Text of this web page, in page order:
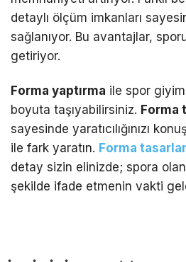
detaylı ölçüm imkanları
sağlanıyor. Bu avantajlar,
getiriyor.
Forma yaptırma ile spor
boyuta taşıyabilirsiniz. Forma
sayesinde yaratıcılığınızı
ile fark yaratın. Forma
detay sizin elinizde; spora
şekilde ifade etmenin vakti